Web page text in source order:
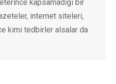
kapsamadığı bir
internet siteleri,
kimi tedbirler alsalar da